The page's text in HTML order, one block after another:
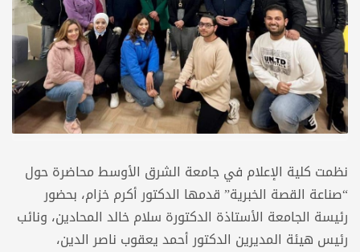
نظمت كلية الإعلام في جامعة الشرق الأوسط محاضرة حول
“صناعة القصة الخبرية” قدمها الدكتور أكرم خزام، بحضور
رئيسة الجامعة الأستاذة الدكتورة سلام خالد المحادين، ونائب
رئيس هيئة المديرين الدكتور أحمد يعقوب ناصر الدين،